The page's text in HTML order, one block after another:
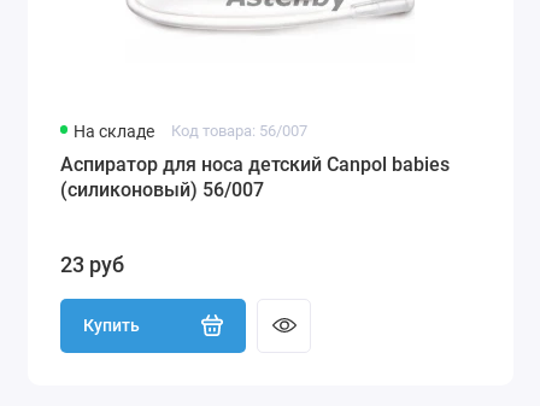
На складе Код товара: 56/007
Аспиратор для носа детский Canpol babies
(силиконовый) 56/007
23 руб
Купить